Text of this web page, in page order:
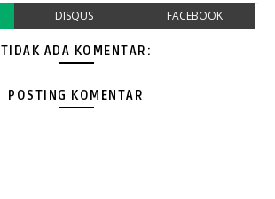
DISQUS FACEBOOK
TIDAK ADA KOMENTAR:
POSTING KOMENTAR